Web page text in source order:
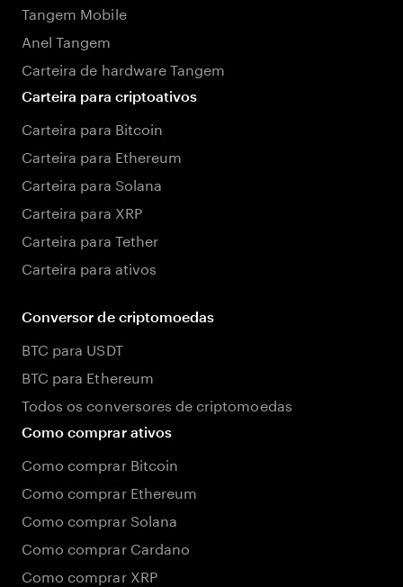
Tangem Mobile
Anel Tangem
Carteira de hardware Tangem
Carteira para criptoativos
Carteira para Bitcoin
Carteira para Ethereum
Carteira para Solana
Carteira para XRP
Carteira para Tether
Carteira para ativos
Conversor de criptomoedas
BTC para USDT
BTC para Ethereum
Todos os conversores de criptomoedas
Como comprar ativos
Como comprar Bitcoin
Como comprar Ethereum
Como comprar Solana
Como comprar Cardano
Como comprar XRP